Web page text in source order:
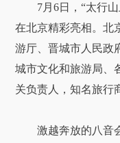
7月6日，“太行山
在北京精彩亮相。北
游厅、晋城市人民政
城市文化和旅游局、
关负责人，知名旅行
激越奔放的八音会